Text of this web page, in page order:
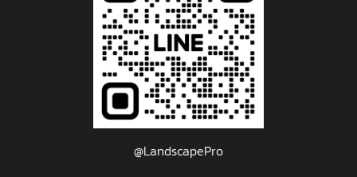
@LandscapePro